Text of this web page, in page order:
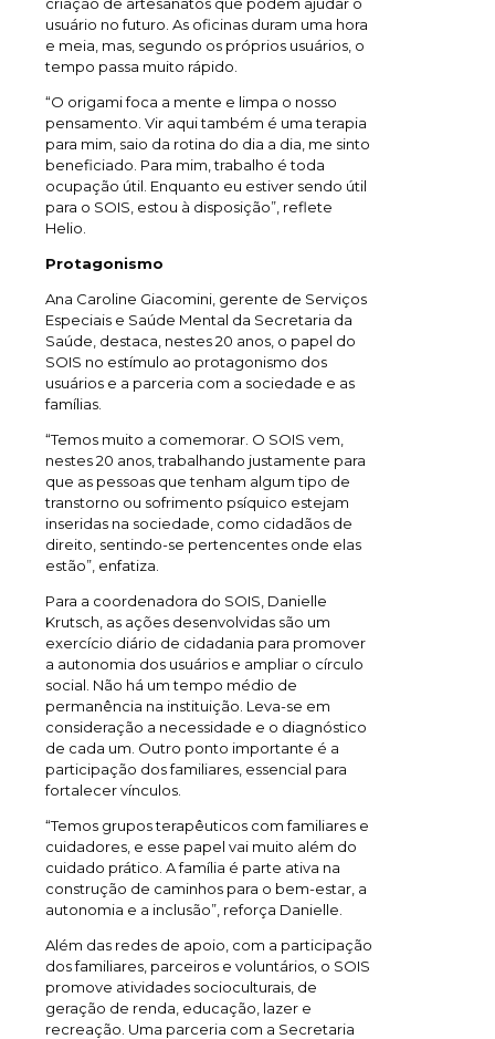
usuário no futuro. As oficinas duram uma hora
e meia, mas, segundo os próprios usuários, o
tempo passa muito rápido.
“O origami foca a mente e limpa o nosso
pensamento. Vir aqui também é uma terapia
para mim, saio da rotina do dia a dia, me sinto
beneficiado. Para mim, trabalho é toda
ocupação útil. Enquanto eu estiver sendo útil
para o SOIS, estou à disposição”, reflete
Helio.
Protagonismo
Ana Caroline Giacomini, gerente de Serviços
Especiais e Saúde Mental da Secretaria da
Saúde, destaca, nestes 20 anos, o papel do
SOIS no estímulo ao protagonismo dos
usuários e a parceria com a sociedade e as
famílias.
“Temos muito a comemorar. O SOIS vem,
nestes 20 anos, trabalhando justamente para
que as pessoas que tenham algum tipo de
transtorno ou sofrimento psíquico estejam
inseridas na sociedade, como cidadãos de
direito, sentindo-se pertencentes onde elas
estão”, enfatiza.
Para a coordenadora do SOIS, Danielle
Krutsch, as ações desenvolvidas são um
exercício diário de cidadania para promover
a autonomia dos usuários e ampliar o círculo
social. Não há um tempo médio de
permanência na instituição. Leva-se em
consideração a necessidade e o diagnóstico
de cada um. Outro ponto importante é a
participação dos familiares, essencial para
fortalecer vínculos.
“Temos grupos terapêuticos com familiares e
cuidadores, e esse papel vai muito além do
cuidado prático. A família é parte ativa na
construção de caminhos para o bem-estar, a
autonomia e a inclusão”, reforça Danielle.
Além das redes de apoio, com a participação
dos familiares, parceiros e voluntários, o SOIS
promove atividades socioculturais, de
geração de renda, educação, lazer e
recreação. Uma parceria com a Secretaria